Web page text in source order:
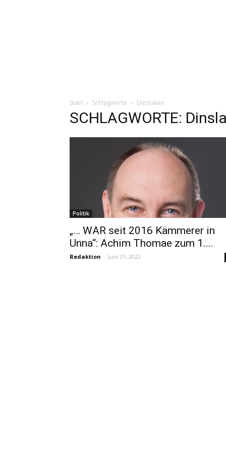
Start Schlagworte Dinslaken
SCHLAGWORTE:
Politik
„… WAR seit 2016 Kämmerer in
Unna“: Achim Thomae zum 1....
Redaktion - Juni 21, 2022